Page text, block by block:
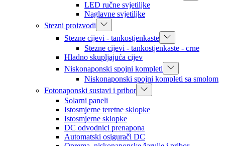
LED ručne svjetiljke
Naglavne svjetiljke
Stezni proizvodi
Stezne cijevi - tankostjenkaste
Stezne cijevi - tankostjenkaste - crne
Hladno skupljajuća cijev
Niskonaponski spojni kompleti
Niskonaponski spojni kompleti sa smolom
Fotonaponski sustavi i pribor
Solarni paneli
Istosmjerne teretne sklopke
Istosmjerne sklopke
DC odvodnici prenapona
Automatski osigurači DC